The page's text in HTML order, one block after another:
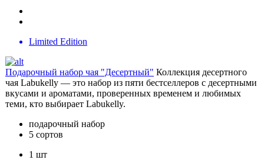
Limited Edition
Подарочный набор чая "Десертный" Коллекция десертного
чая Labukelly — это набор из пяти бестселлеров с десертными
вкусами и ароматами, проверенных временем и любимых
теми, кто выбирает Labukelly.
подарочный набор
5 сортов
1 шт